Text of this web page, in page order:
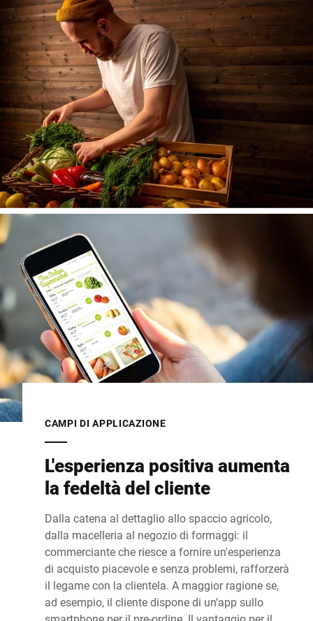
CAMPI DI APPLICAZIONE
L'esperienza positiva aumenta
la fedeltà del cliente
Dalla catena al dettaglio allo spaccio agricolo,
dalla macelleria al negozio di formaggi: il
commerciante che riesce a fornire un'esperienza
di acquisto piacevole e senza problemi, rafforzerà
il legame con la clientela. A maggior ragione se,
ad esempio, il cliente dispone di un’app sullo